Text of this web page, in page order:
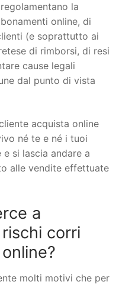
la
online, di
(e soprattutto ai
di rimborsi, di resi
cause legali
dal punto di vista
acquista online
né te e né i tuoi
si lascia andare a
alle vendite effettuate
a
corri
molti motivi che per